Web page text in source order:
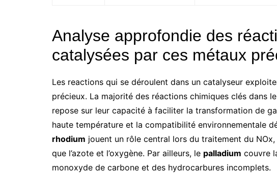
Analyse approfondie des
catalysées par ces métaux
Les reactions qui se déroulent dans un catalyseur
précieux. La majorité des réactions chimiques clés dans
repose sur leur capacité à faciliter la transformation de
haute température et la compatibilité environnementale
rhodium jouent un rôle central lors du traitement du
que l’azote et l’oxygène. Par ailleurs, le palladium couvre
monoxyde de carbone et des hydrocarbures incomplets.